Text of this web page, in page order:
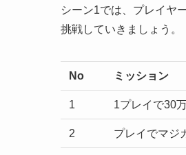
シーン1では、プレイヤ
挑戦していきましょう。
No ミッション
1 1プレイで30
2 プレイでマジ